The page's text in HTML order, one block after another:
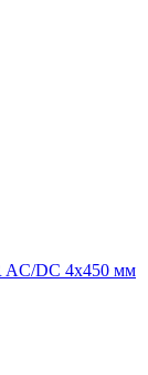
AC/DC 4х450 мм